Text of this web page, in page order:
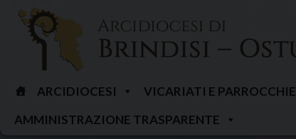
Skip
content
ARCIDIOCESI VICARIATI E PARROCCHIE
AMMINISTRAZIONE TRASPARENTE